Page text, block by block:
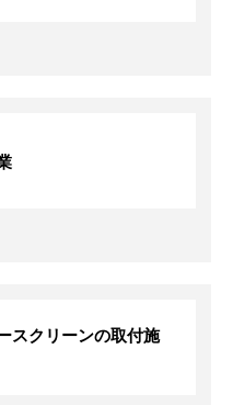
スクリーンの取付施